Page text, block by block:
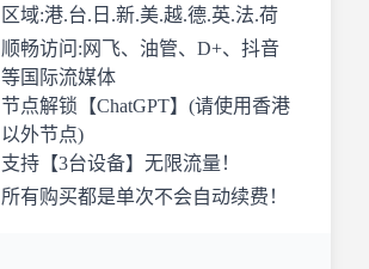
区域:港.台.日.新.美.越.德.英.法.荷
顺畅访问:网飞、油管、D+、抖音
等国际流媒体
节点解锁【ChatGPT】(请使用香港
以外节点)
支持【3台设备】无限流量！
所有购买都是单次不会自动续费！